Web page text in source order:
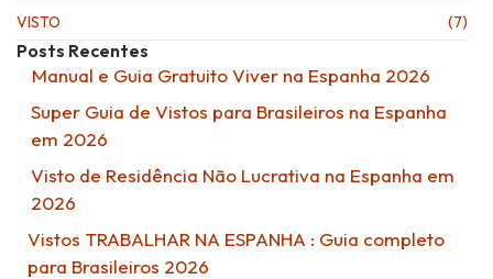
VISTO (7)
Posts Recentes
Manual e Guia Gratuito Viver na Espanha 2026
Super Guia de Vistos para Brasileiros na Espanha
em 2026
Visto de Residência Não Lucrativa na Espanha em
2026
Vistos TRABALHAR NA ESPANHA : Guia completo
para Brasileiros 2026